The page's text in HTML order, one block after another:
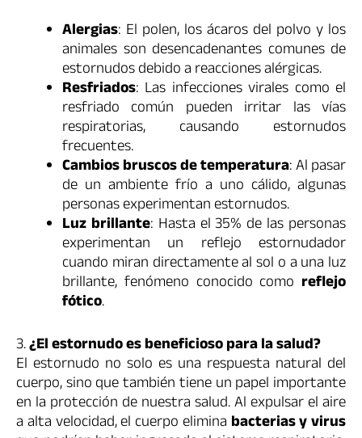
Alergias: El polen, los ácaros del polvo y los
animales son desencadenantes comunes de
estornudos debido a reacciones alérgicas.
Resfriados: Las infecciones virales como el
resfriado común pueden irritar las vías
respiratorias, causando estornudos
frecuentes.
Cambios bruscos de temperatura: Al pasar
de un ambiente frío a uno cálido, algunas
personas experimentan estornudos.
Luz brillante: Hasta el 35% de las personas
experimentan un reflejo estornudador
cuando miran directamente al sol o a una luz
brillante, fenómeno conocido como reflejo
fótico.
3.¿El estornudo es beneficioso para la salud?
El estornudo no solo es una respuesta natural del
cuerpo, sino que también tiene un papel importante
en la protección de nuestra salud. Al expulsar el aire
a alta velocidad, el cuerpo elimina bacterias y virus